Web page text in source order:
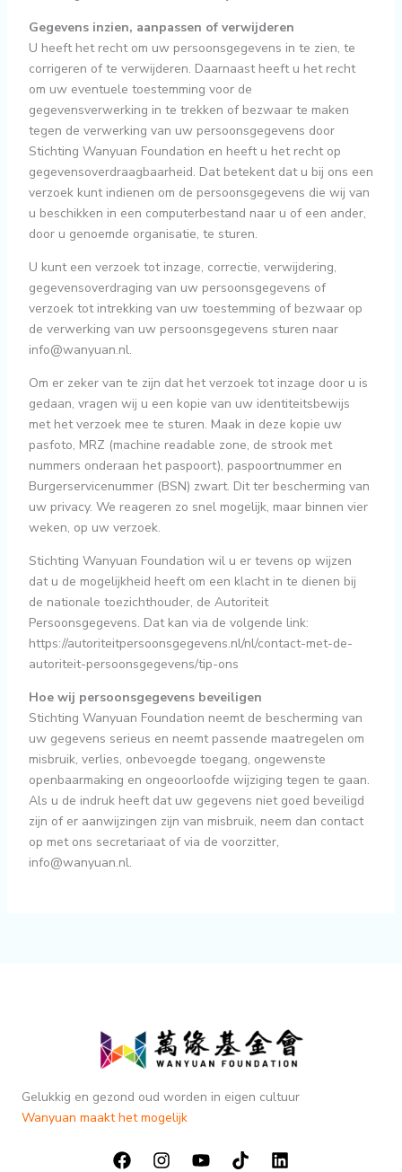
Gegevens inzien, aanpassen of verwijderen
U heeft het recht om uw persoonsgegevens in te zien, te
corrigeren of te verwijderen. Daarnaast heeft u het recht
om uw eventuele toestemming voor de
gegevensverwerking in te trekken of bezwaar te maken
tegen de verwerking van uw persoonsgegevens door
Stichting Wanyuan Foundation en heeft u het recht op
gegevensoverdraagbaarheid. Dat betekent dat u bij ons een
verzoek kunt indienen om de persoonsgegevens die wij van
u beschikken in een computerbestand naar u of een ander,
door u genoemde organisatie, te sturen.
U kunt een verzoek tot inzage, correctie, verwijdering,
gegevensoverdraging van uw persoonsgegevens of
verzoek tot intrekking van uw toestemming of bezwaar op
de verwerking van uw persoonsgegevens sturen naar
info@wanyuan.nl.
Om er zeker van te zijn dat het verzoek tot inzage door u is
gedaan, vragen wij u een kopie van uw identiteitsbewijs
met het verzoek mee te sturen. Maak in deze kopie uw
pasfoto, MRZ (machine readable zone, de strook met
nummers onderaan het paspoort), paspoortnummer en
Burgerservicenummer (BSN) zwart. Dit ter bescherming van
uw privacy. We reageren zo snel mogelijk, maar binnen vier
weken, op uw verzoek.
Stichting Wanyuan Foundation wil u er tevens op wijzen
dat u de mogelijkheid heeft om een klacht in te dienen bij
de nationale toezichthouder, de Autoriteit
Persoonsgegevens. Dat kan via de volgende link:
https://autoriteitpersoonsgegevens.nl/nl/contact-met-de-
autoriteit-persoonsgegevens/tip-ons
Hoe wij persoonsgegevens beveiligen
Stichting Wanyuan Foundation neemt de bescherming van
uw gegevens serieus en neemt passende maatregelen om
misbruik, verlies, onbevoegde toegang, ongewenste
openbaarmaking en ongeoorloofde wijziging tegen te gaan.
Als u de indruk heeft dat uw gegevens niet goed beveiligd
zijn of er aanwijzingen zijn van misbruik, neem dan contact
op met ons secretariaat of via de voorzitter,
info@wanyuan.nl.
Gelukkig en gezond oud worden in eigen cultuur
Wanyuan maakt het mogelijk